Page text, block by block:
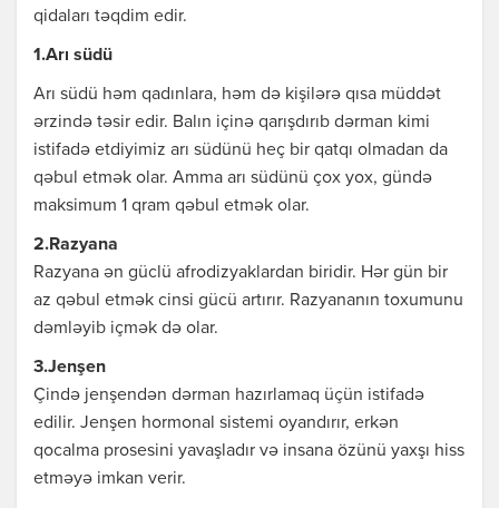
qidaları təqdim edir.
1.Arı südü
Arı südü həm qadınlara, həm də kişilərə qısa müddət
ərzində təsir edir. Balın içinə qarışdırıb dərman kimi
istifadə etdiyimiz arı südünü heç bir qatqı olmadan da
qəbul etmək olar. Amma arı südünü çox yox, gündə
maksimum 1 qram qəbul etmək olar.
2.Razyana
Razyana ən güclü afrodizyaklardan biridir. Hər gün bir
az qəbul etmək cinsi gücü artırır. Razyananın toxumunu
dəmləyib içmək də olar.
3.Jenşen
Çində jenşendən dərman hazırlamaq üçün istifadə
edilir. Jenşen hormonal sistemi oyandırır, erkən
qocalma prosesini yavaşladır və insana özünü yaxşı hiss
etməyə imkan verir.